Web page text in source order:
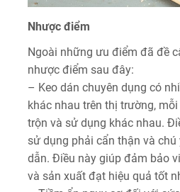
Nhược điểm
Ngoài những ưu điểm đã đề
nhược điểm sau đây:
– Keo dán chuyên dụng có
khác nhau trên thị trường,
trộn và sử dụng khác nhau.
sử dụng phải cẩn thận và
dẫn. Điều này giúp đảm bảo
và sản xuất đạt hiệu quả tốt